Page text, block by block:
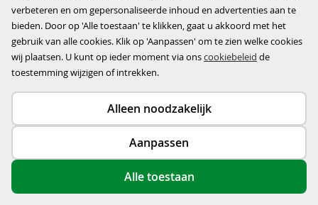
Herroeping
Over ons
Bedrijfsgegevens
Werkwijze
Copyright © 2026
privacy- en cookiebeleid
verbeteren en om gepersonaliseerde inhoud en advertenties aan te
bieden. Door op 'Alle toestaan' te klikken, gaat u akkoord met het
gebruik van alle cookies. Klik op 'Aanpassen' om te zien welke cookies
wij plaatsen. U kunt op ieder moment via onscookiebeleid de
toestemming wijzigen of intrekken.
Alleen noodzakelijk
Aanpassen
Alle toestaan